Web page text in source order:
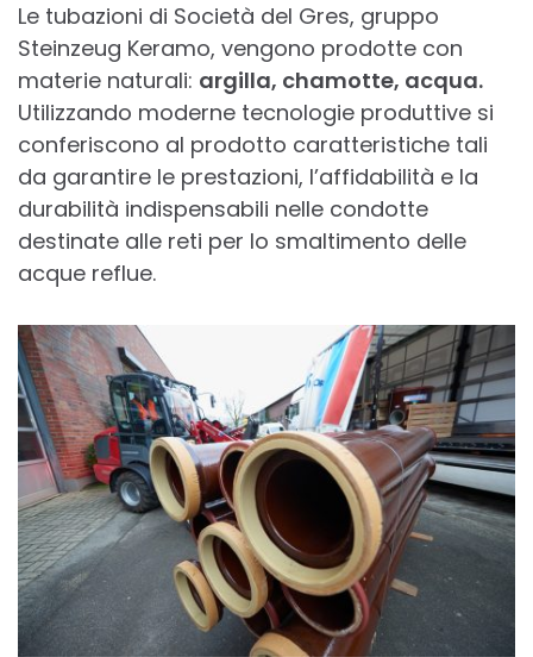
Le tubazioni di Società del Gres, gruppo
Steinzeug Keramo, vengono prodotte con
materie naturali: argilla, chamotte, acqua.
Utilizzando moderne tecnologie produttive si
conferiscono al prodotto caratteristiche tali
da garantire le prestazioni, l’affidabilità e la
durabilità indispensabili nelle condotte
destinate alle reti per lo smaltimento delle
acque reflue.